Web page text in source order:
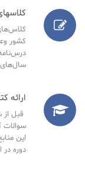
کشور
سال‌های
ارائه
قبل از
سوالات
این
دوره در